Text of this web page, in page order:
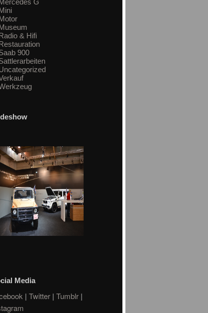
& Hifi
900
Media
| Twitter | Tumblr |